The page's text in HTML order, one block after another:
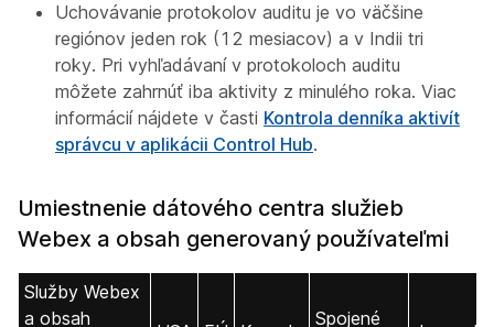
Uchovávanie protokolov auditu je vo väčšine
regiónov jeden rok (12 mesiacov) a v Indii tri
roky. Pri vyhľadávaní v protokoloch auditu
môžete zahrnúť iba aktivity z minulého roka. Viac
informácií nájdete v časti Kontrola denníka aktivít
správcu v aplikácii Control Hub.
Umiestnenie dátového centra služieb
Webex a obsah generovaný používateľmi
Služby Webex
a obsah
Spojené